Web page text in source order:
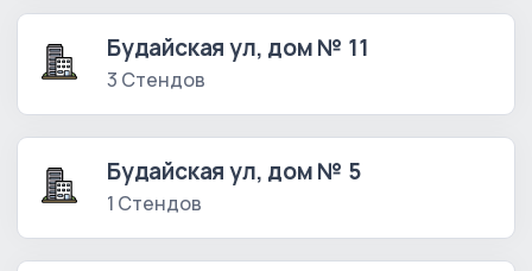
Будайская ул, дом № 11
3 Стендов
Будайская ул, дом № 5
1 Стендов